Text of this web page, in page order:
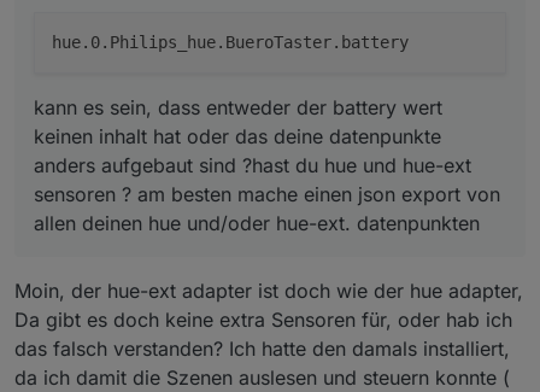
kann es sein, dass entweder der battery wert
keinen inhalt hat oder das deine datenpunkte
anders aufgebaut sind ?hast du hue und hue-ext
sensoren ? am besten mache einen json export von
allen deinen hue und/oder hue-ext. datenpunkten
Moin, der hue-ext adapter ist doch wie der hue adapter,
Da gibt es doch keine extra Sensoren für, oder hab ich
das falsch verstanden? Ich hatte den damals installiert,
da ich damit die Szenen auslesen und steuern konnte (